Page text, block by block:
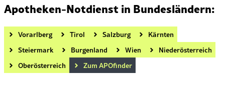
Apotheken-Notdienst in Bundesländern:
Vorarlberg Tirol Salzburg
Kärnten
Steiermark
Burgenland Wien
Niederösterreich
Oberösterreich
Zum APOfinder